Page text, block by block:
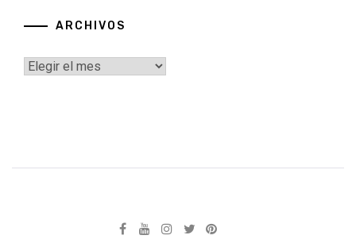
ARCHIVOS
Archivos